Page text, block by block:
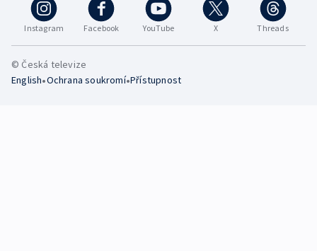
Instagram Facebook YouTube X Threads
© Česká televize
English•Ochrana soukromí•Přístupnost